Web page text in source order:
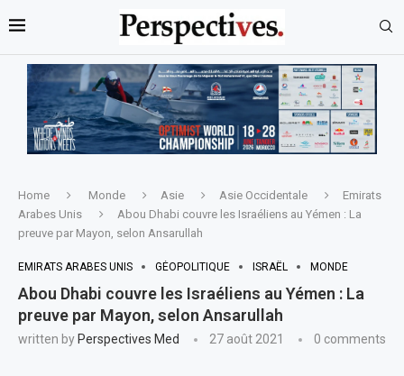
Home Monde Asie Asie Occidentale
Emirats
Arabes Unis
Abou Dhabi couvre les Israéliens au Yémen : La
preuve par Mayon, selon Ansarullah
EMIRATS ARABES UNIS GÉOPOLITIQUE ISRAËL MONDE
Abou Dhabi couvre les Israéliens au Yémen : La
preuve par Mayon, selon Ansarullah
written by Perspectives Med 27 août 2021 0 comments